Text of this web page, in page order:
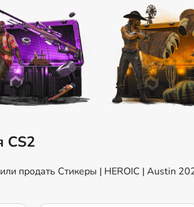
CS2
продать Стикеры | HEROIC | Austin